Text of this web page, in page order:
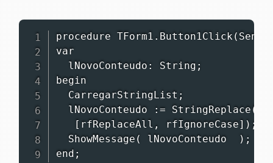
procedure
var
  lNovoConteudo: String;
begin
  CarregarStringList;
lNovoConteudo :=
   [rfReplaceAll, rfIgnoreCase]);
  ShowMessage( lNovoConteudo  );
end;